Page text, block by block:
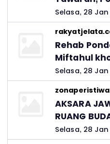
Ingatkan
Selasa, 28 Jan
Rehab
Miftahul
Hutang Ke
Kadis
Jawab
Selasa, 28 Jan
AKSARA
RUANG
LELUHUR
Selasa, 28 Jan